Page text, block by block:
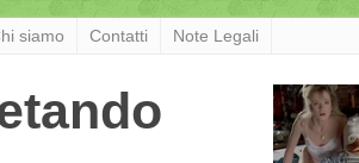
siamo Contatti Note Legali